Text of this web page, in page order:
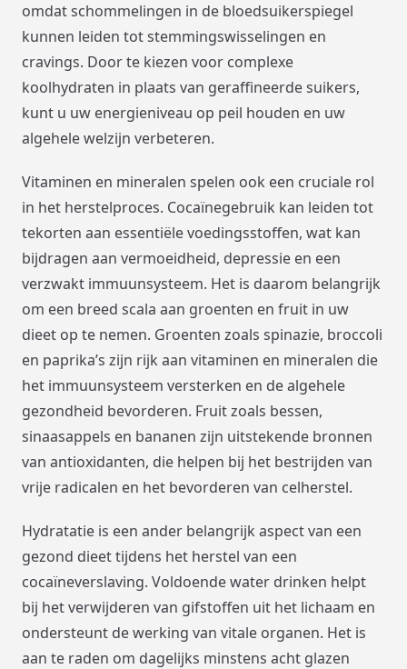
omdat schommelingen in de bloedsuikerspiegel
kunnen leiden tot stemmingswisselingen en
cravings. Door te kiezen voor complexe
koolhydraten in plaats van geraffineerde suikers,
kunt u uw energieniveau op peil houden en uw
algehele welzijn verbeteren.
Vitaminen en mineralen spelen ook een cruciale rol
in het herstelproces. Cocaïnegebruik kan leiden tot
tekorten aan essentiële voedingsstoffen, wat kan
bijdragen aan vermoeidheid, depressie en een
verzwakt immuunsysteem. Het is daarom belangrijk
om een breed scala aan groenten en fruit in uw
dieet op te nemen. Groenten zoals spinazie, broccoli
en paprika’s zijn rijk aan vitaminen en mineralen die
het immuunsysteem versterken en de algehele
gezondheid bevorderen. Fruit zoals bessen,
sinaasappels en bananen zijn uitstekende bronnen
van antioxidanten, die helpen bij het bestrijden van
vrije radicalen en het bevorderen van celherstel.
Hydratatie is een ander belangrijk aspect van een
gezond dieet tijdens het herstel van een
cocaïneverslaving. Voldoende water drinken helpt
bij het verwijderen van gifstoffen uit het lichaam en
ondersteunt de werking van vitale organen. Het is
aan te raden om dagelijks minstens acht glazen